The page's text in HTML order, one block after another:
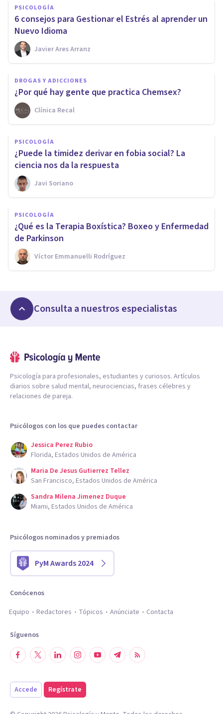
PSICOLOGÍA
6 consejos para Gestionar el Estrés al aprender un
Nuevo Idioma
Javier Ares Arranz
DROGAS Y ADICCIONES
¿Por qué hay gente que practica Chemsex?
Clínica Recal
PSICOLOGÍA
¿Puede la timidez derivar en fobia social? La
ciencia nos da la respuesta
Javi Soriano
PSICOLOGÍA
¿Qué es la Terapia Boxística? Boxeo y Enfermedad
de Parkinson
Víctor Emmanuelli Rodríguez
Consulta a nuestros especialistas
Psicología para profesionales, estudiantes y curiosos. Artículos
diarios sobre salud mental, neurociencias, frases célebres y
relaciones de pareja.
Psicólogos con los que puedes contactar
Jessica Perez Rubio
Florida, Estados Unidos de América
Maria De Jesus Gutierrez Tellez
San Francisco, Estados Unidos de América
Sandra Milena Jimenez Duque
Miami, Estados Unidos de América
Psicólogos nominados y premiados
PyM Awards 2024
Conócenos
Equipo
Redactores Tópicos Anúnciate Contacta
Síguenos
Accede Regístrate